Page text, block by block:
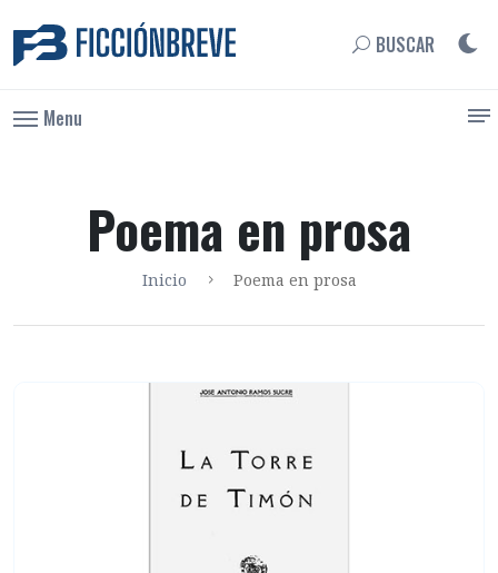
BUSCAR
Menu
Poema en prosa
Inicio Poema en prosa